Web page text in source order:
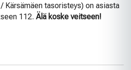
Kärsämäen tasoristeys) on asiasta
112. Älä koske veitseen!